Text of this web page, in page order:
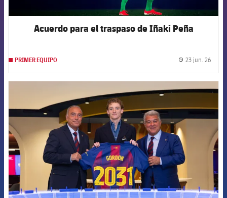
Acuerdo para el traspaso de Iñaki Peña
PRIMER EQUIPO 23 jun. 26